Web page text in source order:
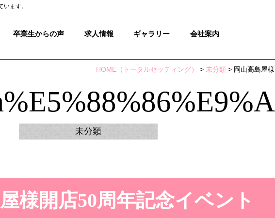
ます。
卒業生からの声 求人情報 ギャラリー 会社案内
HOME （トータルセッティング） > 未分類 > 岡山高島屋
未分類
様開店50周年記念イベント